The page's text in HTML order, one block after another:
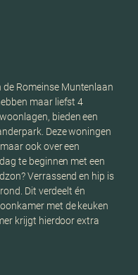
Romeinse Muntenlaan
maar liefst 4
bieden een
Deze woningen
ook over een
te beginnen met een
Verrassend en hip is
Dit verdeelt én
met de keuken
krijgt hierdoor extra